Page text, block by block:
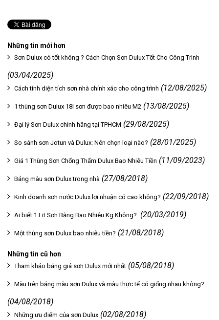
Những tin mới hơn
Sơn Dulux có tốt không ? Cách Chọn Sơn Dulux Tốt Cho Công Trình
(03/04/2025)
Cách tính diện tích sơn nhà chính xác cho công trình (12/08/2025)
1 thùng sơn Dulux 18l sơn được bao nhiêu M2 (13/08/2025)
Đại lý Sơn Dulux chính hãng tại TPHCM (29/08/2025)
So sánh sơn Jotun và Dulux: Nên chọn loại nào? (28/01/2025)
Giá 1 Thùng Sơn Chống Thấm Dulux Bao Nhiêu Tiền (11/09/2023)
Bảng màu sơn Dulux trong nhà (27/08/2018)
Kinh doanh sơn nước Dulux lợi nhuận có cao không? (22/09/2018)
Ai biết 1 Lit Sơn Bằng Bao Nhiêu Kg Không? (20/03/2019)
Một thùng sơn Dulux bao nhiêu tiền? (21/08/2018)
Những tin cũ hơn
Tham khảo bảng giá sơn Dulux mới nhất (05/08/2018)
Màu trên bảng màu sơn Dulux và màu thực tế có giống nhau không?
(04/08/2018)
Những ưu điểm của sơn Dulux (02/08/2018)